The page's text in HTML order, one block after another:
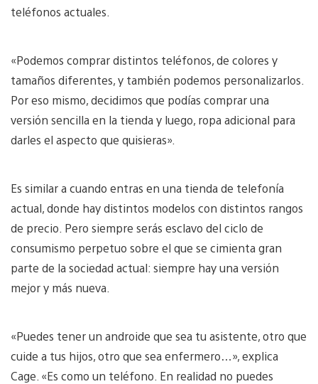
teléfonos actuales.
«Podemos comprar distintos teléfonos, de colores y
tamaños diferentes, y también podemos personalizarlos.
Por eso mismo, decidimos que podías comprar una
versión sencilla en la tienda y luego, ropa adicional para
darles el aspecto que quisieras».
Es similar a cuando entras en una tienda de telefonía
actual, donde hay distintos modelos con distintos rangos
de precio. Pero siempre serás esclavo del ciclo de
consumismo perpetuo sobre el que se cimienta gran
parte de la sociedad actual: siempre hay una versión
mejor y más nueva.
«Puedes tener un androide que sea tu asistente, otro que
cuide a tus hijos, otro que sea enfermero…», explica
Cage. «Es como un teléfono. En realidad no puedes